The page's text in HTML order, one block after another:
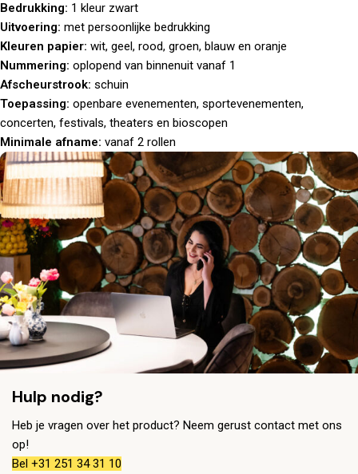
Bedrukking: 1 kleur zwart
Uitvoering: met persoonlijke bedrukking
Kleuren papier: wit, geel, rood, groen, blauw en oranje
Nummering: oplopend van binnenuit vanaf 1
Afscheurstrook: schuin
Toepassing: openbare evenementen, sportevenementen,
concerten, festivals, theaters en bioscopen
Minimale afname: vanaf 2 rollen
Hulp nodig?
Heb je vragen over het product? Neem gerust contact met ons
op!
Bel +31 251 34 31 10